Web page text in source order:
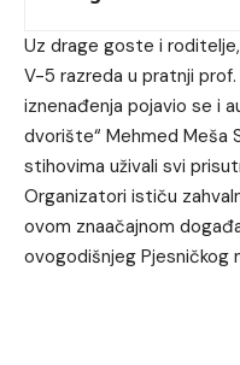
Uz drage goste i
V-5 razreda u pratnji
iznenađenja pojavio se i
dvorište“ Mehmed Meša
stihovima uživali svi
Organizatori ističu
ovom znaačajnom
ovogodišnjeg Pjesničkog